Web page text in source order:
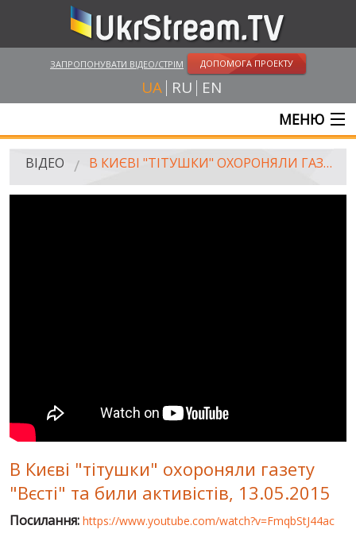
ЗАПРОПОНУВАТИ ВІДЕО/СТРІМ ДОПОМОГА ПРОЕКТУ
UA RU EN
МЕНЮ
ГОЛОВНА
ПУБЛІЧНІ ЛЮДИ
РОСІЙСЬКО-УКРАЇНСЬКА ВІЙНА
"WINTER ON FIRE"
ХРОНОЛОГІЯ ЄВРОМАЙДАНУ
ВІДЕО В КИЄВІ "ТІТУШКИ" ОХОРОНЯЛИ ГАЗЕТУ "ВЄСТІ" ТА БИЛИ АКТИВІСТІВ, 13.05.2015
В Києві "тітушки" охороняли газету
"Вєсті" та били активістів, 13.05.2015
Посилання: https://www.youtube.com/watch?v=FmqbStJ44ac